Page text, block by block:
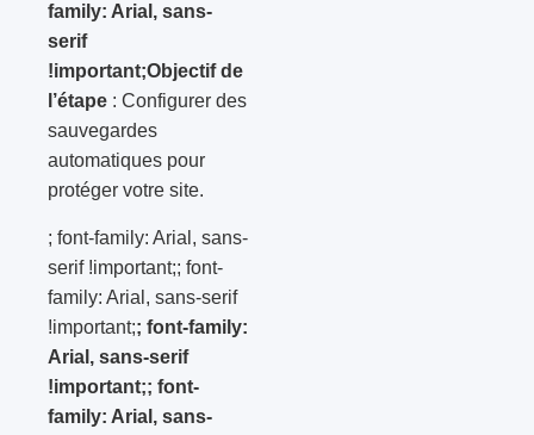
family: Arial, sans-
serif
!important;Objectif de
l’étape : Configurer des
sauvegardes
automatiques pour
protéger votre site.
; font-family: Arial, sans-
serif !important;; font-
family: Arial, sans-serif
!important;; font-family:
Arial, sans-serif
!important;; font-
family: Arial, sans-